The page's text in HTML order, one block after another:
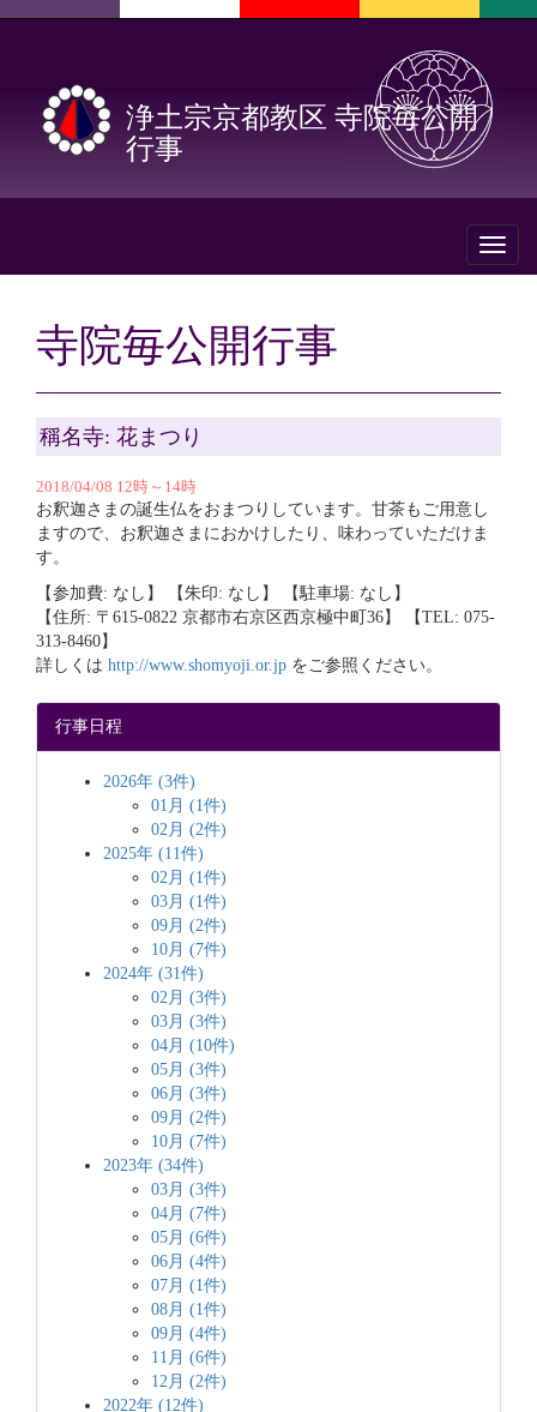
浄土宗京都教区 寺院毎公開
行事
Toggle
寺院毎公開行事
稱名寺: 花まつり
2018/04/08 12時～14時
お釈迦さまの誕生仏をおまつりしています。甘茶もご用意し
ますので、お釈迦さまにおかけしたり、味わっていただけま
す。
【参加費: なし】 【朱印: なし】 【駐車場: なし】
【住所: 〒615-0822 京都市右京区西京極中町36】 【TEL: 075-
313-8460】
詳しくは http://www.shomyoji.or.jp をご参照ください。
行事日程
2026年 (3件)
01月 (1件)
02月 (2件)
2025年 (11件)
02月 (1件)
03月 (1件)
09月 (2件)
10月 (7件)
2024年 (31件)
02月 (3件)
03月 (3件)
04月 (10件)
05月 (3件)
06月 (3件)
09月 (2件)
10月 (7件)
2023年 (34件)
03月 (3件)
04月 (7件)
05月 (6件)
06月 (4件)
07月 (1件)
08月 (1件)
09月 (4件)
11月 (6件)
12月 (2件)
2022年 (12件)